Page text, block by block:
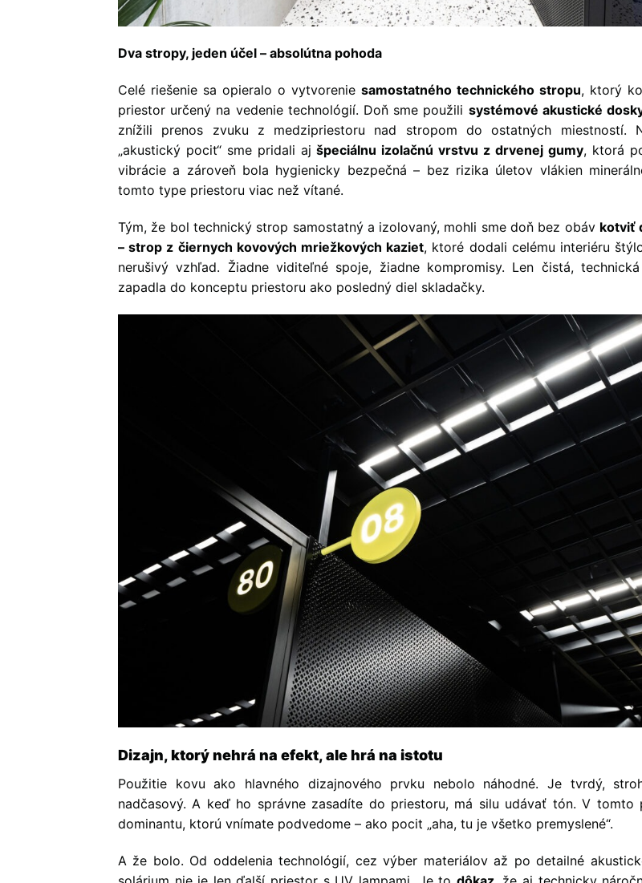
Dva stropy, jeden účel – absolútna pohoda
Celé riešenie sa opieralo o vytvorenie samostatného technického stropu, ktorý
priestor určený na vedenie technológií. Doň sme použili systémové akustické
znížili prenos zvuku z medzipriestoru nad stropom do ostatných miestností.
„akustický pocit“ sme pridali ajšpeciálnu izolačnú vrstvu z drvenej gumy, ktorá
vibrácie a zároveň bola hygienicky bezpečná – bez rizika úletov vlákien
tomto type priestoru viac než vítané.
Tým, že bol technický strop samostatný a izolovaný, mohli sme doň bez obáv kotviť
– strop z čiernych kovových mriežkových kaziet, ktoré dodali celému interiéru
nerušivý vzhľad. Žiadne viditeľné spoje, žiadne kompromisy. Len čistá,
zapadla do konceptu priestoru ako posledný diel skladačky.
Dizajn, ktorý nehrá na efekt, ale hrá na istotu
Použitie kovu ako hlavného dizajnového prvku nebolo náhodné. Je tvrdý,
nadčasový. A keď ho správne zasadíte do priestoru, má silu udávať tón. V tomto
dominantu, ktorú vnímate podvedome – ako pocit „aha, tu je všetko premyslené“.
A že bolo. Od oddelenia technológií, cez výber materiálov až po detailné